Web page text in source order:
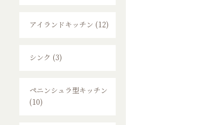
アイランドキッチン (12)
シンク (3)
ペニンシュラ型キッチン
(10)